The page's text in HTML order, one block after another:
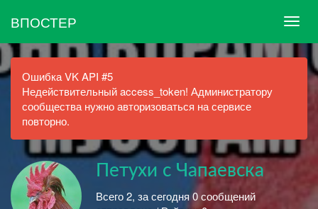
ВПОСТЕР
Ошибка VK API #5
Недействительный access_token! Администратору
сообщества нужно авторизоваться на сервисе
повторно.
Петухи с Чапаевска
Всего 2, за сегодня 0 сообщений